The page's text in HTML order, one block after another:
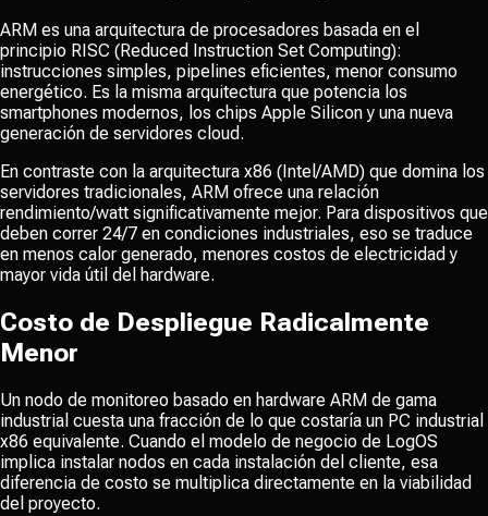
ARM es una arquitectura de procesadores basada en el
principio RISC (Reduced Instruction Set Computing):
instrucciones simples, pipelines eficientes, menor consumo
energético. Es la misma arquitectura que potencia los
smartphones modernos, los chips Apple Silicon y una nueva
generación de servidores cloud.
En contraste con la arquitectura x86 (Intel/AMD) que domina los
servidores tradicionales, ARM ofrece una relación
rendimiento/watt significativamente mejor. Para dispositivos que
deben correr 24/7 en condiciones industriales, eso se traduce
en menos calor generado, menores costos de electricidad y
mayor vida útil del hardware.
Costo de Despliegue Radicalmente
Menor
Un nodo de monitoreo basado en hardware ARM de gama
industrial cuesta una fracción de lo que costaría un PC industrial
x86 equivalente. Cuando el modelo de negocio de LogOS
implica instalar nodos en cada instalación del cliente, esa
diferencia de costo se multiplica directamente en la viabilidad
del proyecto.